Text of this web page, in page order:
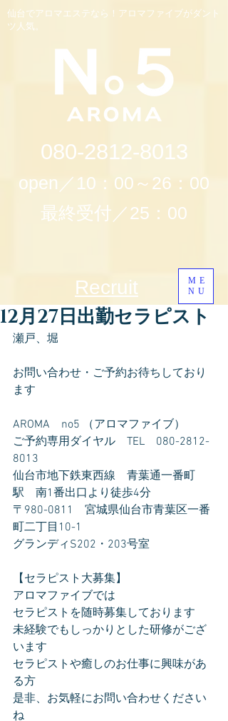
仙台でアロマエステなら！アロマファイブがダント
ツ人気。
080-2812-8013
open／10：00～26：00
最終受付／25：00
ME
NU
Recruit
12月27日出勤セラピスト
瀬戸、堀
お問い合わせ・ご予約お待ちしており
ます
AROMA　no5 （アロマファイブ）
ご予約専用ダイヤル　TEL　080-2812-
8013
仙台市地下鉄東西線　青葉通一番町
駅　南1番出口より徒歩4分
〒980-0811　宮城県仙台市青葉区一番
町二丁目10-1
グランディS202・203号室
【セラピスト大募集】
アロマファイブでは
セラピストを随時募集しております
未経験でもしっかりとした研修がござ
います
セラピストや癒しのお仕事に興味があ
る方
是非、お気軽にお問い合わせください
ね